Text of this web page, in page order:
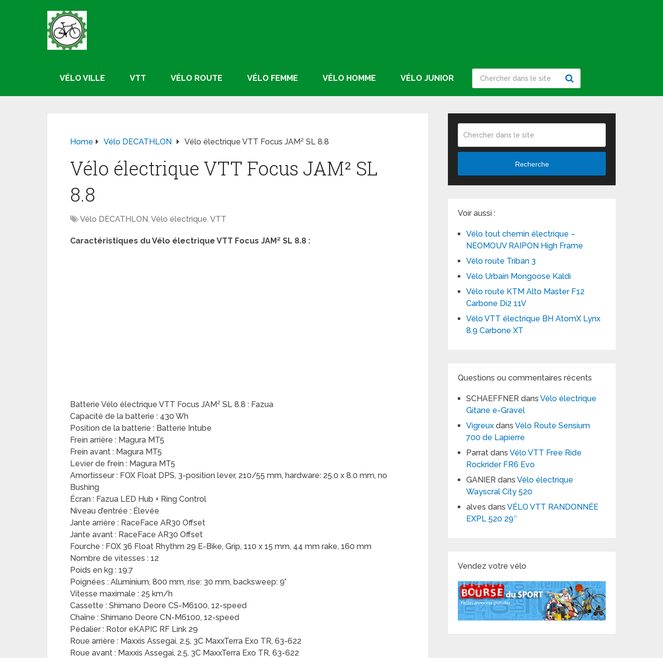
VÉLO VILLE VTT VÉLO ROUTE VÉLO FEMME VÉLO HOMME VÉLO JUNIOR
Home Vélo DECATHLON Vélo électrique VTT Focus JAM² SL 8.8
Vélo électrique VTT Focus JAM² SL
8.8
Vélo DECATHLON, Vélo électrique, VTT
Caractéristiques du Vélo électrique VTT Focus JAM² SL 8.8 :
Batterie Vélo électrique VTT Focus JAM² SL 8.8 : Fazua
Capacité de la batterie : 430 Wh
Position de la batterie : Batterie Intube
Frein arrière : Magura MT5
Frein avant : Magura MT5
Levier de frein : Magura MT5
Amortisseur : FOX Float DPS, 3-position lever, 210/55 mm, hardware: 25.0 x 8.0 mm, no
Bushing
Écran : Fazua LED Hub + Ring Control
Niveau d’entrée : Élevée
Jante arrière : RaceFace AR30 Offset
Jante avant : RaceFace AR30 Offset
Fourche : FOX 36 Float Rhythm 29 E-Bike, Grip, 110 x 15 mm, 44 mm rake, 160 mm
Nombre de vitesses : 12
Poids en kg : 19.7
Poignées : Aluminium, 800 mm, rise: 30 mm, backsweep: 9°
Vitesse maximale : 25 km/h
Cassette : Shimano Deore CS-M6100, 12-speed
Chaîne : Shimano Deore CN-M6100, 12-speed
Pédalier : Rotor eKAPIC RF Link 29
Roue arrière : Maxxis Assegai, 2.5, 3C MaxxTerra Exo TR, 63-622
Roue avant : Maxxis Assegai, 2.5, 3C MaxxTerra Exo TR, 63-622
Recherche
Voir aussi :
Vélo tout chemin électrique –
NEOMOUV RAIPON High Frame
Vélo route Triban 3
Vélo Urbain Mongoose Kaldi
Vélo route KTM Alto Master F12
Carbone Di2 11V
Vélo VTT électrique BH AtomX Lynx
8.9 Carbone XT
Questions ou commentaires récents
SCHAEFFNER dansVélo électrique
Gitane e-Gravel
Vigreux dansVélo Route Sensium
700 de Lapierre
Parrat dansVélo VTT Free Ride
Rockrider FR6 Evo
GANIER dansVélo électrique
Wayscral City 520
alves dansVÉLO VTT RANDONNÉE
EXPL 520 29″
Vendez votre vélo